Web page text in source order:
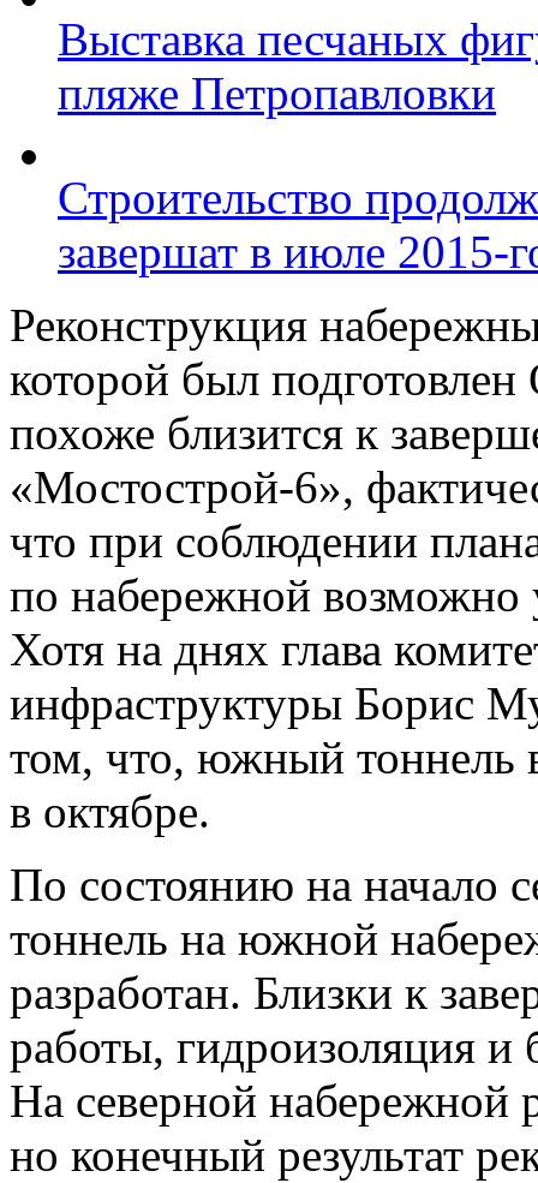
Выставка песчаных
пляже Петропавловки
Строительство
завершат в июле 2015-
Реконструкция
которой был
похоже близится к
«Мостострой-6»,
что при соблюдении
по набережной возможно
Хотя на днях глава
инфраструктуры Борис
том, что, южный тоннель
в октябре.
По состоянию на начало
тоннель на южной
разработан. Близки к
работы, гидроизоляция и
На северной набережной
но конечный результат